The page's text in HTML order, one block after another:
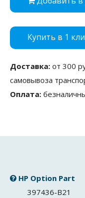
Купить в 1
Доставка: от 300
самовывоза
Оплата:
HP Option Part
397436-B21